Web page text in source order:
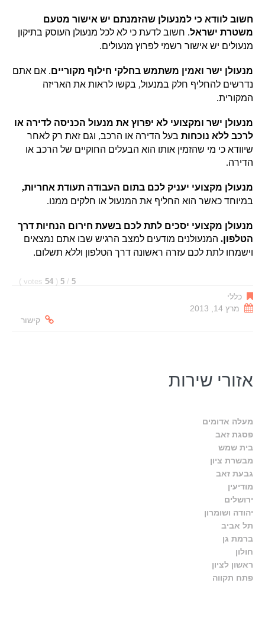
חשוב לוודא כי למנעולן שהזמנתם יש אישור מטעם
משטרת ישראל. חשוב לדעת כי לא לכל מנעולן העוסק בתיקון
מנעולים יש אישור רשמי לפרוץ מנעולים.
מנעולן ישר ואמין משתמש בחלקי חילוף מקוריים. אם אתם
נדרשים להחליף חלק במנעול, בקשו לראות את האריזה
המקורית.
מנעולן ישר ומקצועי לא יפרוץ את מנעול הכניסה לדירה או
לרכב ללא נוכחות בעל הדירה או הרכב, וגם זאת רק לאחר
שיוודא כי מי שהזמין אותו הוא הבעלים החוקיים של הרכב או
הדירה.
מנעולן מקצועי יעניק לכם בתום העבודה תעודת אחריות,
במיוחד כאשר הוא החליף את המנעול או חלקים ממנו.
מנעולן מקצועי יסכים לתת לכם בשעת חירום הנחיות דרך
הטלפון. המנעולנים מודעים למצב הרגיש שבו אתם נמצאים
וישמחו לתת לכם עזרה ראשונה דרך הטלפון וללא תשלום.
5
/
5
(
54
votes
)
כללי
מרץ 14, 2013
קישור
אזורי שירות
מעלה אדומים
פסגת זאב
בית שמש
מבשרת ציון
גבעת זאב
מודיעין
ירושלים
יהודה ושומרון
תל אביב
ברמת גן
חולון
ראשון לציון
פתח תקווה